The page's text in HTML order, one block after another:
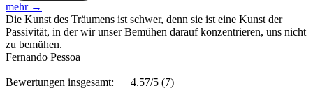
mehr →
Die Kunst des Träumens ist schwer, denn sie ist eine Kunst der
Passivität, in der wir unser Bemühen darauf konzentrieren, uns nicht
zu bemühen.
Fernando Pessoa
Bewertungen insgesamt: 4.57/5 (7)